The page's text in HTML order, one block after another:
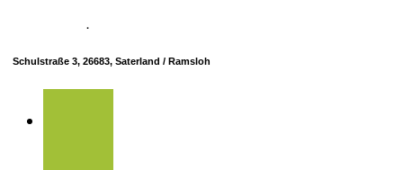
·
Schulstraße 3, 26683, Saterland / Ramsloh